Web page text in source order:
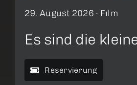
29. August 2026 · Film
Es sind die
Reservierung